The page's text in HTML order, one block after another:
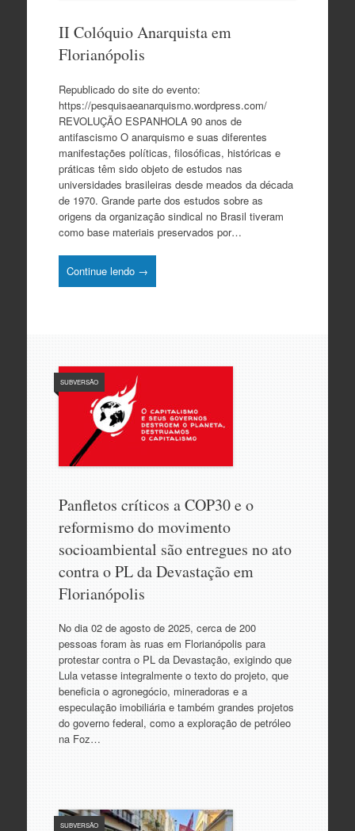
II Colóquio Anarquista em
Florianópolis
Republicado do site do evento:
https://pesquisaeanarquismo.wordpress.com/
REVOLUÇÃO ESPANHOLA 90 anos de
antifascismo O anarquismo e suas diferentes
manifestações políticas, filosóficas, históricas e
práticas têm sido objeto de estudos nas
universidades brasileiras desde meados da década
de 1970. Grande parte dos estudos sobre as
origens da organização sindical no Brasil tiveram
como base materiais preservados por…
Continue lendo →
SUBVERSÃO
Panfletos críticos a COP30 e o
reformismo do movimento
socioambiental são entregues no ato
contra o PL da Devastação em
Florianópolis
No dia 02 de agosto de 2025, cerca de 200
pessoas foram às ruas em Florianópolis para
protestar contra o PL da Devastação, exigindo que
Lula vetasse integralmente o texto do projeto, que
beneficia o agronegócio, mineradoras e a
especulação imobiliária e também grandes projetos
do governo federal, como a exploração de petróleo
na Foz…
SUBVERSÃO